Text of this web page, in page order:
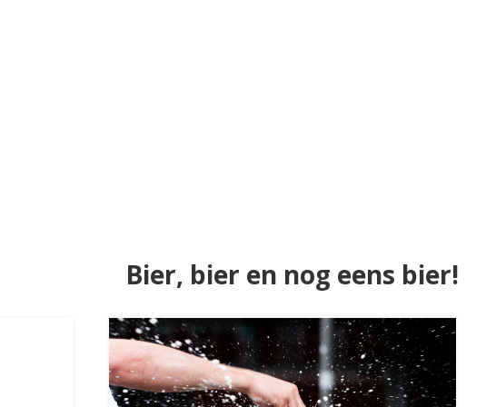
Bier, bier en nog eens bier!